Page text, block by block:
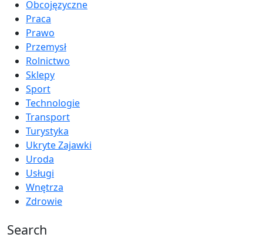
Obcojęzyczne
Praca
Prawo
Przemysł
Rolnictwo
Sklepy
Sport
Technologie
Transport
Turystyka
Ukryte Zajawki
Uroda
Usługi
Wnętrza
Zdrowie
Search